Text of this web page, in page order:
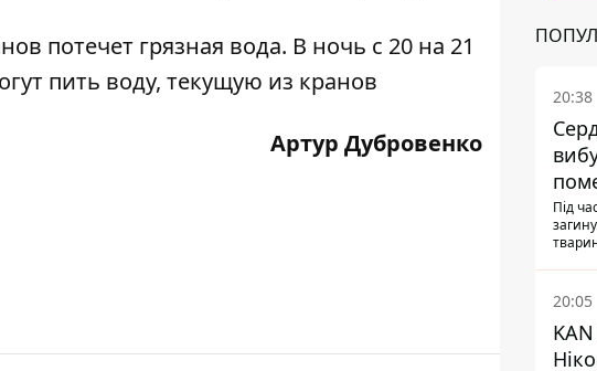
потечет грязная вода. В ночь с 20 на 21
пить воду, текущую из кранов
Артур Дубровенко
20:38
Під
20:05